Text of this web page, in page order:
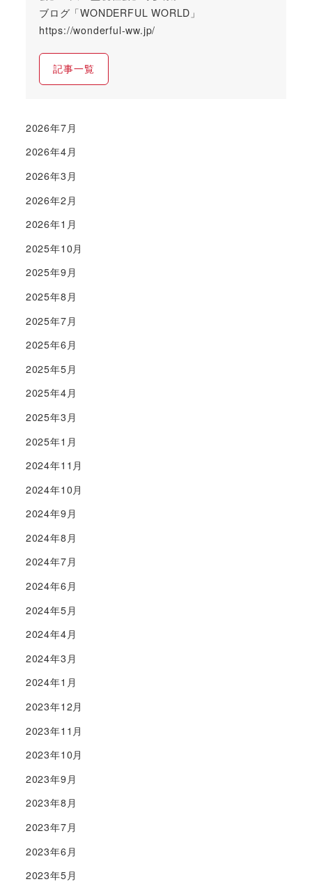
ブログ「WONDERFUL WORLD」
https://wonderful-ww.jp/
記事一覧
2026年7月
2026年4月
2026年3月
2026年2月
2026年1月
2025年10月
2025年9月
2025年8月
2025年7月
2025年6月
2025年5月
2025年4月
2025年3月
2025年1月
2024年11月
2024年10月
2024年9月
2024年8月
2024年7月
2024年6月
2024年5月
2024年4月
2024年3月
2024年1月
2023年12月
2023年11月
2023年10月
2023年9月
2023年8月
2023年7月
2023年6月
2023年5月